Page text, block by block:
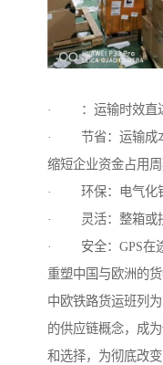
· ：运输时效直达
· 节省：运输成本
缩短企业资金占用
· 环保：电气化铁
· 灵活：整箱或拼
· 安全：GPS在途
重塑中国与欧洲的
中欧铁路货运班列
的供应链概念，成
和选择，为彻底改